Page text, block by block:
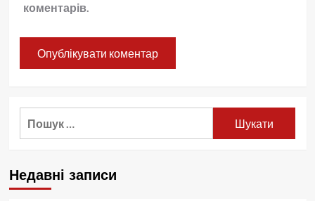
коментарів.
Недавні записи